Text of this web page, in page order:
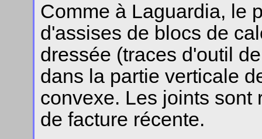
Comme à Laguardia, le
d'assises de blocs de
dressée (traces d'outil
dans la partie verticale
convexe. Les joints sont
de facture récente.